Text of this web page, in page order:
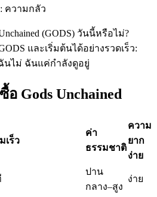
เป็นหลักประกัน
: ความกลัว
(GODS) วันนี้หรือไม่?
และเริ่มต้นได้อย่างรวดเร็ว:
นไม่ ฉันแค่กำลังดูอยู่
Gods Unchained
เร็ว
ค่า
ธรรมชาติ
ความ
ยาก
ง่าย
ปาน
กลาง–สูง
ง่าย